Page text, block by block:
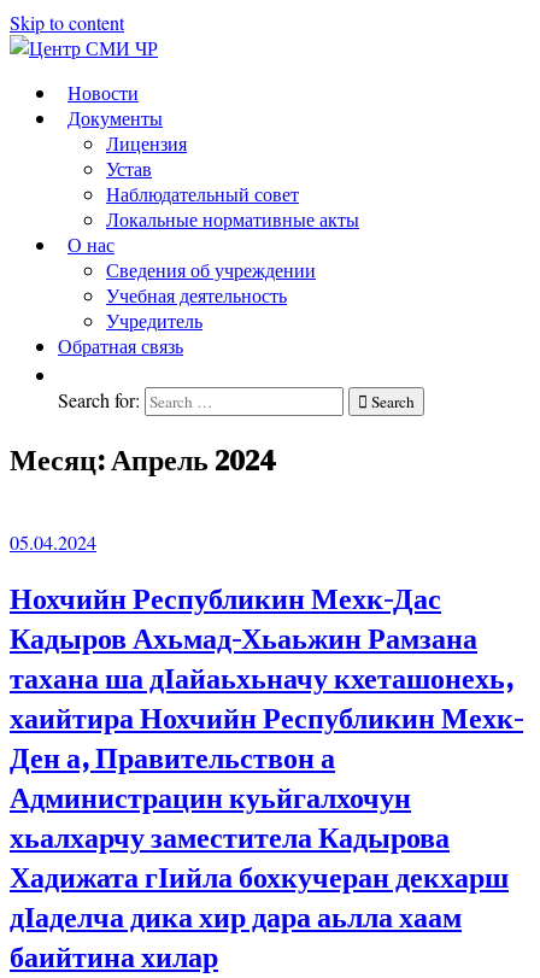
Skip to content
Центр
СМИ
подготовка
переподготовка
работников
Новости
Документы
Лицензия
Устав
Наблюдательный совет
Локальные нормативные акты
О нас
Сведения об учреждении
Учебная деятельность
Учредитель
Обратная связь
Search for: Search
Месяц:Апрель 2024
05.04.2024
Нохчийн Республикин Мехк-Дас
Кадыров Ахьмад-Хьаьжин Рамзана
тахана ша дӀайаьхьначу кхеташонехь,
хаийтира Нохчийн Республикин Мехк-
Ден а, Правительствон а
Администрацин куьйгалхочун
хьалхарчу заместитела Кадырова
Хадижата гӀийла бохкучеран декхарш
дӀаделча дика хир дара аьлла хаам
баийтина хилар